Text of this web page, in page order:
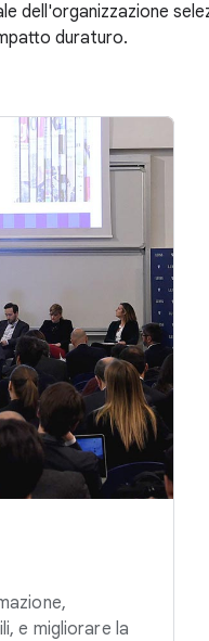
dell'organizzazione
duraturo.
e migliorare la